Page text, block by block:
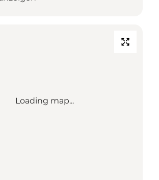
Loading map...